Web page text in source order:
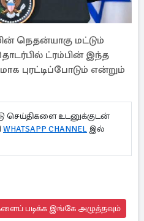
நெதன்யாகு மட்டும்
ட்ரம்பின் இந்த
புரட்டிப்போடும் என்றும்
செய்திகளை உடனுக்குடன்
WHATSAPP CHANNEL இல்
படிக்க இங்கே அழுத்தவும்